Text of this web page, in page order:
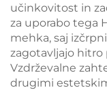
učinkovitost in
za uporabo tega
mehka, saj
zagotavljajo
Vzdrževalne
drugimi